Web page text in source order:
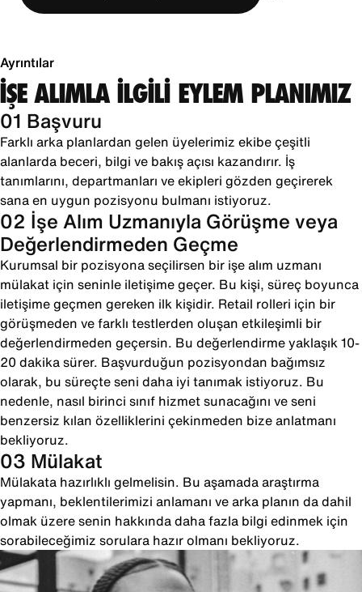
Ayrıntılar
İŞE ALIMLA İLGİLİ EYLEM PLANIMIZ
01 Başvuru
Farklı arka planlardan gelen üyelerimiz ekibe çeşitli
alanlarda beceri, bilgi ve bakış açısı kazandırır. İş
tanımlarını, departmanları ve ekipleri gözden geçirerek
sana en uygun pozisyonu bulmanı istiyoruz.
02 İşe Alım Uzmanıyla Görüşme veya
Değerlendirmeden Geçme
Kurumsal bir pozisyona seçilirsen bir işe alım uzmanı
mülakat için seninle iletişime geçer. Bu kişi, süreç boyunca
iletişime geçmen gereken ilk kişidir. Retail rolleri için bir
görüşmeden ve farklı testlerden oluşan etkileşimli bir
değerlendirmeden geçersin. Bu değerlendirme yaklaşık 10-
20 dakika sürer. Başvurduğun pozisyondan bağımsız
olarak, bu süreçte seni daha iyi tanımak istiyoruz. Bu
nedenle, nasıl birinci sınıf hizmet sunacağını ve seni
benzersiz kılan özelliklerini çekinmeden bize anlatmanı
bekliyoruz.
03 Mülakat
Mülakata hazırlıklı gelmelisin. Bu aşamada araştırma
yapmanı, beklentilerimizi anlamanı ve arka planın da dahil
olmak üzere senin hakkında daha fazla bilgi edinmek için
sorabileceğimiz sorulara hazır olmanı bekliyoruz.